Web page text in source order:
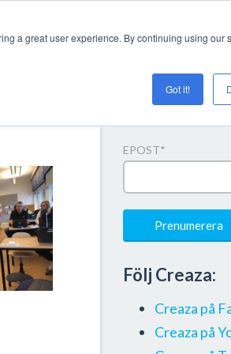
a great user experience. By continuing using our
Got it!
EPOST*
Följ Creaza:
Creaza på
Creaza på